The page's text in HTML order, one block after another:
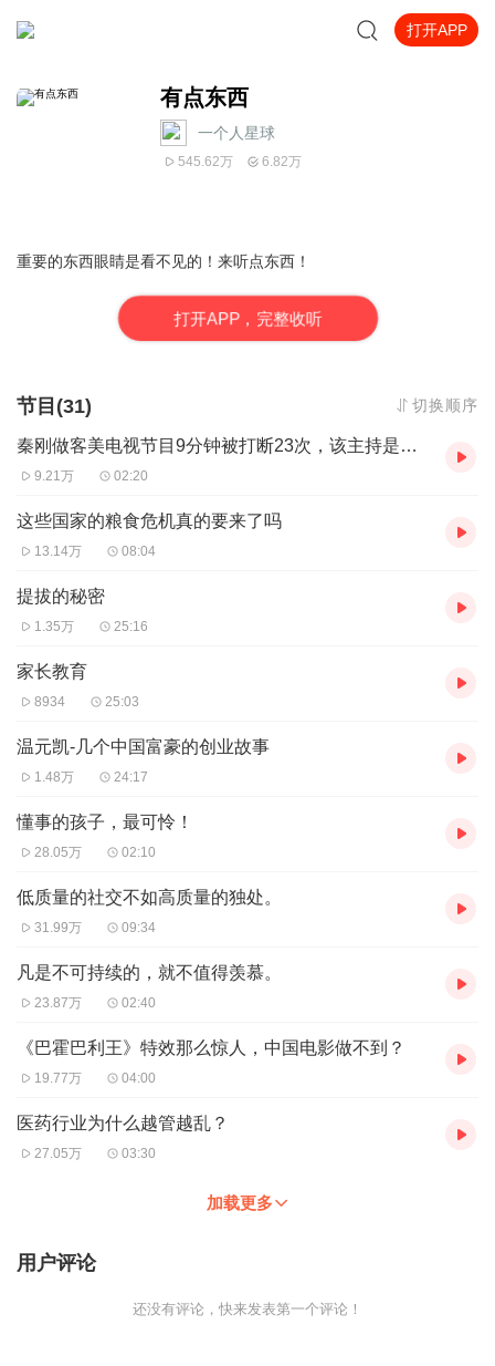
打开APP
有点东西
一个人星球
545.62万 6.82万
重要的东西眼睛是看不见的！来听点东西！
打开APP，完整收听
节目(31) 切换顺序
秦刚做客美电视节目9分钟被打断23次，该主持是何意图
9.21万 02:20
这些国家的粮食危机真的要来了吗
13.14万 08:04
提拔的秘密
1.35万 25:16
家长教育
8934 25:03
温元凯-几个中国富豪的创业故事
1.48万 24:17
懂事的孩子，最可怜！
28.05万 02:10
低质量的社交不如高质量的独处。
31.99万 09:34
凡是不可持续的，就不值得羡慕。
23.87万 02:40
《巴霍巴利王》特效那么惊人，中国电影做不到？
19.77万 04:00
医药行业为什么越管越乱？
27.05万 03:30
加载更多
用户评论
还没有评论，快来发表第一个评论！